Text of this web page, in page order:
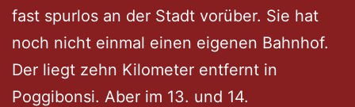
fast spurlos an der Stadt vorüber. Sie hat
noch nicht einmal einen eigenen Bahnhof.
Der liegt zehn Kilometer entfernt in
Poggibonsi. Aber im 13. und 14.